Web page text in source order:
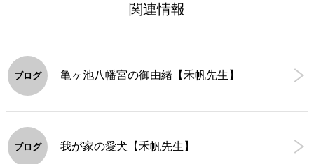
関連情報
ブログ 亀ヶ池八幡宮の御由緒【禾帆先生】
ブログ 我が家の愛犬【禾帆先生】